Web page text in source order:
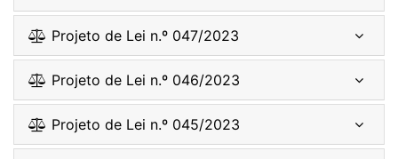
Projeto de Lei n.º 047/2023
Projeto de Lei n.º 046/2023
Projeto de Lei n.º 045/2023